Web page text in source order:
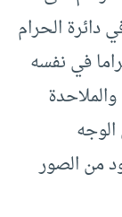
دائرة الحرام
في نفسه
من الصور